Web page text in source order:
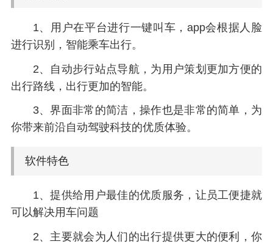
1、用户在平台进行一键叫车，app会根据人脸
进行识别，智能乘车出行。
2、自动步行站点导航，为用户策划更加方便的
出行路线，出行更加的智能。
3、界面非常的简洁，操作也是非常的简单，为
你带来前沿自动驾驶科技的优质体验。
软件特色
1、提供给用户最佳的优质服务，让员工便捷就
可以解决用车问题
2、主要就会为人们的出行提供更大的便利，你